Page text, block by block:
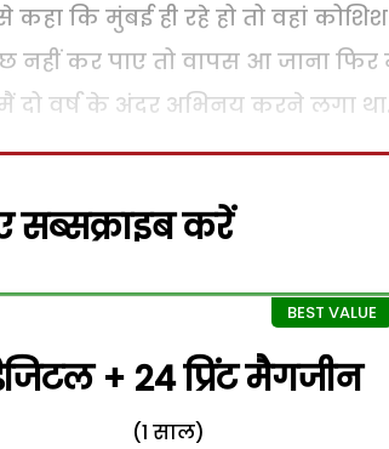
कि मुंबई ही रहे हो तो वहां कोशिश
नहीं कर पाए तो वापस आ जाना फिर
दो वर्ष के अंदर अभिनय करने लगा था.
करें
+ 24 प्रिंट मैगजीन
(1 साल)